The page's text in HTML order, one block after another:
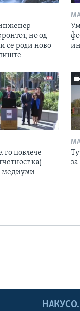
но од
се роди ново
го повлече
кај
медиуми